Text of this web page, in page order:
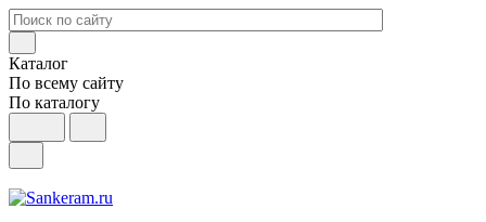
Каталог
По всему сайту
По каталогу